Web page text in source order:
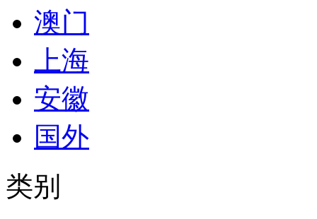
澳门
上海
安徽
国外
类别